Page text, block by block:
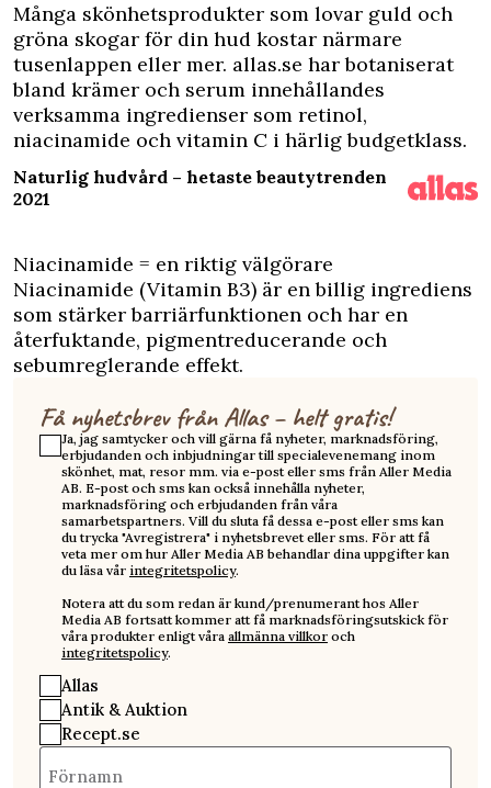
Många skönhetsprodukter som lovar guld och
gröna skogar för din hud kostar närmare
tusenlappen eller mer. allas.se har botaniserat
bland krämer och serum innehållandes
verksamma ingredienser som retinol,
niacinamide och vitamin C i härlig budgetklass.
Naturlig hudvård – hetaste beautytrenden
2021
Niacinamide = en riktig välgörare
Niacinamide (Vitamin B3) är en billig ingrediens
som stärker barriärfunktionen och har en
återfuktande, pigmentreducerande och
sebumreglerande effekt.
Få nyhetsbrev från Allas – helt gratis!
Ja, jag samtycker och vill gärna få nyheter, marknadsföring,
erbjudanden och inbjudningar till specialevenemang inom
skönhet, mat, resor mm. via e-post eller sms från Aller Media
AB. E-post och sms kan också innehålla nyheter,
marknadsföring och erbjudanden från våra
samarbetspartners. Vill du sluta få dessa e-post eller sms kan
du trycka "Avregistrera" i nyhetsbrevet eller sms. För att få
veta mer om hur Aller Media AB behandlar dina uppgifter kan
du läsa vår integritetspolicy.
Notera att du som redan är kund/prenumerant hos Aller
Media AB fortsatt kommer att få marknadsföringsutskick för
våra produkter enligt våra allmänna villkor och
integritetspolicy.
Allas
Antik & Auktion
Recept.se
Förnamn